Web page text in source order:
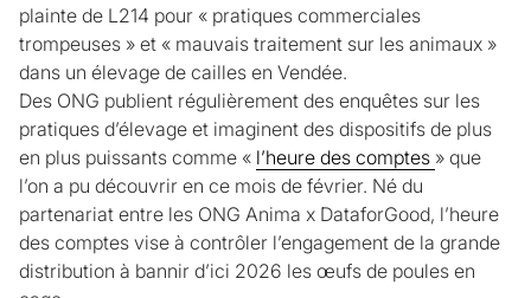
plainte de L214 pour « pratiques commerciales
trompeuses » et « mauvais traitement sur les animaux »
dans un élevage de cailles en Vendée.
Des ONG publient régulièrement des enquêtes sur les
pratiques d’élevage et imaginent des dispositifs de plus
en plus puissants comme « l’heure des comptes » que
l’on a pu découvrir en ce mois de février. Né du
partenariat entre les ONG Anima x DataforGood, l’heure
des comptes vise à contrôler l’engagement de la grande
distribution à bannir d’ici 2026 les œufs de poules en